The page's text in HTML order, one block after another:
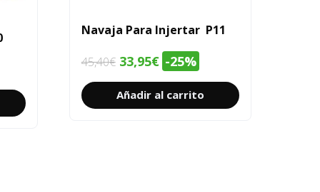
Navaja Para Injertar P11
45,40€ El
precio
original
33,95€El
precio
actual
-25%
Añadir al carrito